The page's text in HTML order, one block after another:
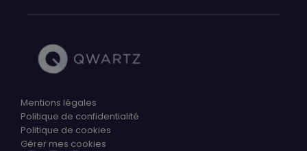
Mentions légales
Politique de confidentialité
Politique de cookies
Gérer mes cookies